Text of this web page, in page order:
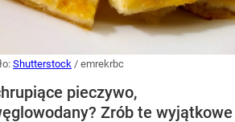
Shutterstock / emrekrbc
pieczywo,
Zrób te wyjątkowe